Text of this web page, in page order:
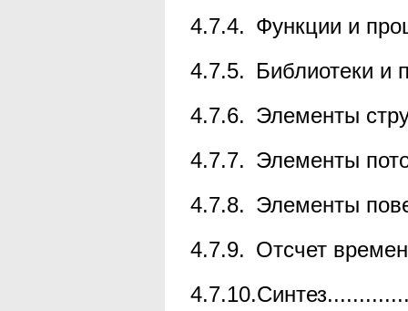
4.7.4. Функции и
4.7.5. Библиотеки и
4.7.6. Элементы
4.7.7. Элементы
4.7.8. Элементы
4.7.9. Отсчет
4.7.10.Синтез